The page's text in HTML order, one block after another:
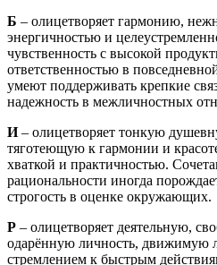
Б – олицетворяет гармонию,
энергичностью и
чувственность с высокой
ответственностью в
умеют поддерживать крепкие
надежность в межличностных
И– олицетворяет тонкую
тяготеющую к гармонии и
хваткой и практичностью.
рациональности иногда
строгость в оценке окружающих.
Р – олицетворяет деятельную,
одарённую личность, движимую
стремлением к быстрым